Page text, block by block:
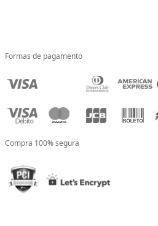
Formas de pagamento
Compra 100% segura